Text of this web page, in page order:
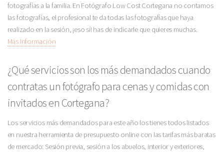
fotografías a la familia. En Fotógrafo Low Cost Cortegana no contamos
las fotografías, el profesional te da todas las fotografías que haya
realizado en la sesión, ¡eso sí! has de indicarle que quieres muchas.
Más Información
¿Qué servicios son los más demandados cuando
contratas un fotógrafo para cenas y comidas con
invitados en Cortegana?
Los servicios más demandados para este año los tienes todos listados
en nuestra herramienta de presupuesto online con las tarifas más baratas
de mercado: Sesión previa, sesión a los abuelos, interior y exteriores,